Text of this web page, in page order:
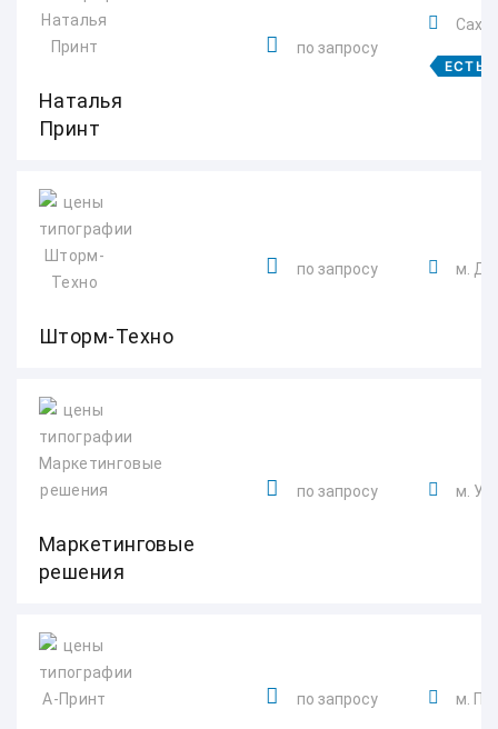
Наталья
Принт
по запросу
ЕСТЬ
Шторм-Техно
по запросу м.
Маркетинговые
решения
по запросу м.
по запросу м.